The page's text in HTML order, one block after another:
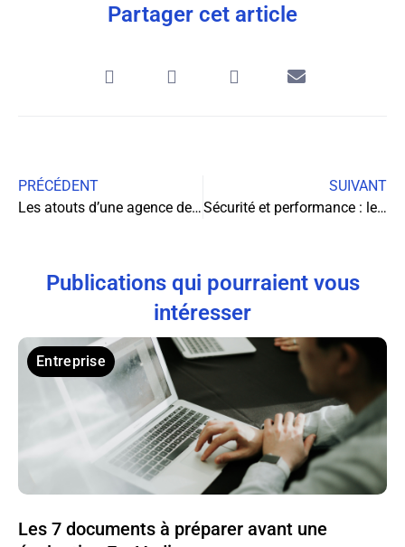
Partager cet article
PRÉCÉDENT
Les atouts d’une agence de communication pour votre entreprise
SUIVANT
Sécurité et performance : les piliers d’une entreprise florissante
Publications qui pourraient vous
intéresser
Entreprise
Les 7 documents à préparer avant une